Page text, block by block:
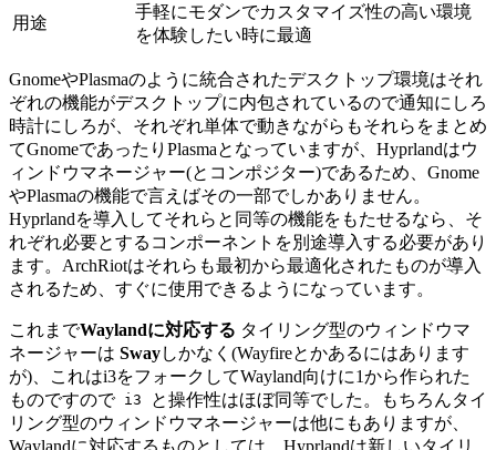
用途
手軽にモダンでカスタマイズ性の高い環境
を体験したい時に最適
GnomeやPlasmaのように統合されたデスクトップ環境はそれ
ぞれの機能がデスクトップに内包されているので通知にしろ
時計にしろが、それぞれ単体で動きながらもそれらをまとめ
てGnomeであったりPlasmaとなっていますが、Hyprlandはウ
ィンドウマネージャー(とコンポジター)であるため、Gnome
やPlasmaの機能で言えばその一部でしかありません。
Hyprlandを導入してそれらと同等の機能をもたせるなら、そ
れぞれ必要とするコンポーネントを別途導入する必要があり
ます。 ArchRiotはそれらも最初から最適化されたものが導入
されるため、すぐに使用できるようになっています。
これまでWaylandに対応する タイリング型のウィンドウマ
ネージャーは Swayしかなく(Wayfireとかあるにはあります
が)、これはi3をフォークしてWayland向けに1から作られた
ものですので i3 と操作性はほぼ同等でした。
もちろんタイ
リング型のウィンドウマネージャーは他にもありますが、
Waylandに対応するものとしては、Hyprlandは新しいタイリ